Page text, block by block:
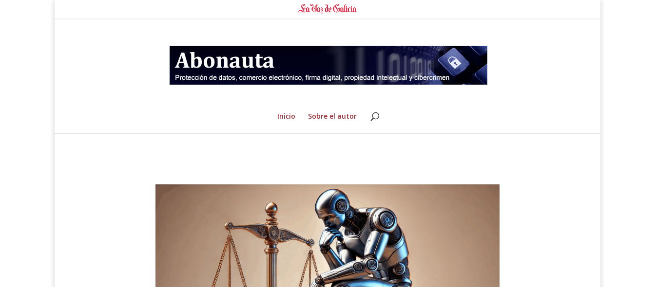
Inicio Sobre el autor